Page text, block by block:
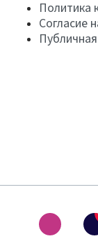
Политика
Согласие